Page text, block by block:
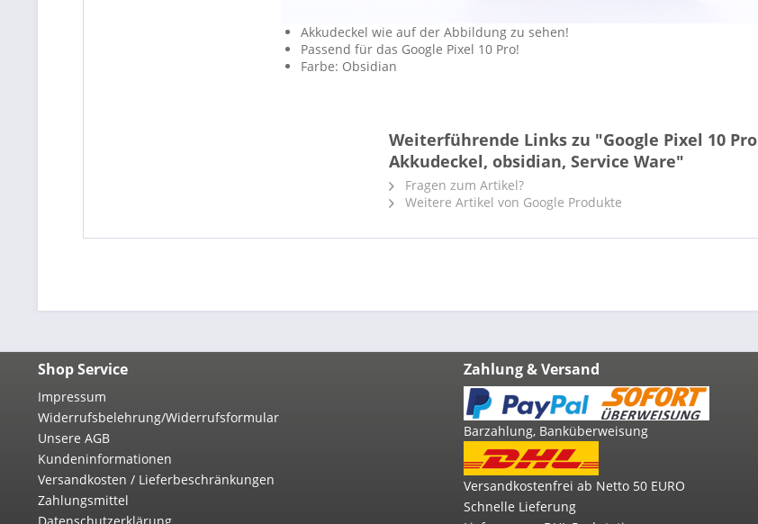
Akkudeckel wie auf der Abbildung zu sehen!
Passend für das Google Pixel 10 Pro!
Farbe: Obsidian
Weiterführende Links zu "Google Pixel 10 Pro
Akkudeckel, obsidian, Service Ware"
Fragen zum Artikel?
Weitere Artikel von Google Produkte
Shop Service
Impressum
Widerrufsbelehrung/Widerrufsformular
Unsere AGB
Kundeninformationen
Versandkosten / Lieferbeschränkungen
Zahlungsmittel
Zahlung & Versand
Barzahlung, Banküberweisung
Versandkostenfrei ab Netto 50 EURO
Schnelle Lieferung